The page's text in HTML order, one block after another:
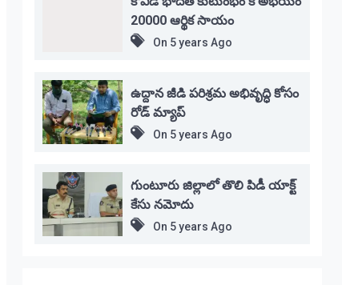
20000 ఆర్థిక సాయం
On 5 years Ago
ఉద్దాన జీడి పరిశ్రమ అభివృద్ధి కోసం
రోడ్ మ్యాప్
On 5 years Ago
గుంటూరు జిల్లాలో తొలి పిడీ యాక్ట్
కేసు నమోదు
On 5 years Ago